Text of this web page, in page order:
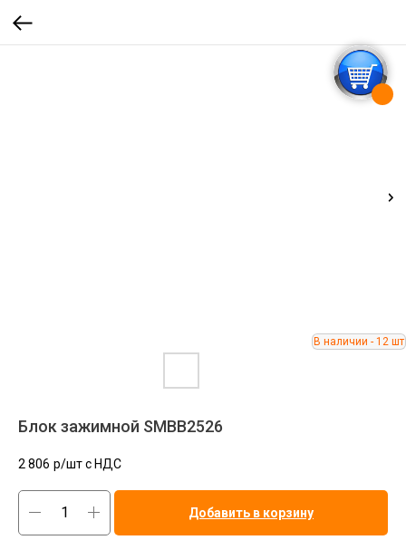
Блок зажимной SMBB2526
2 806 р/шт c НДС
Добавить в корзину